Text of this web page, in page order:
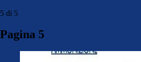
5 di 5
Pagina 5